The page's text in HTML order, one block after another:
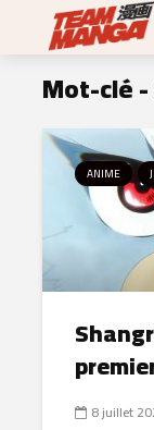
Mot-clé
ANIME
8 juillet